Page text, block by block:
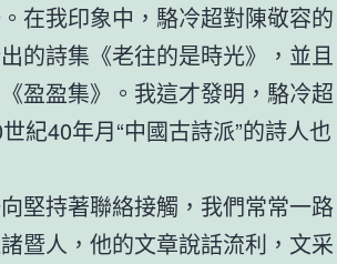
在我印象中，駱冷超對陳敬容的
的詩集《老往的是時光》，並且
盈盈集》。我這才發明，駱冷超
紀40年月“中國古詩派”的詩人也
堅持著聯絡接觸，我們常常一路
暨人，他的文章說話流利，文采